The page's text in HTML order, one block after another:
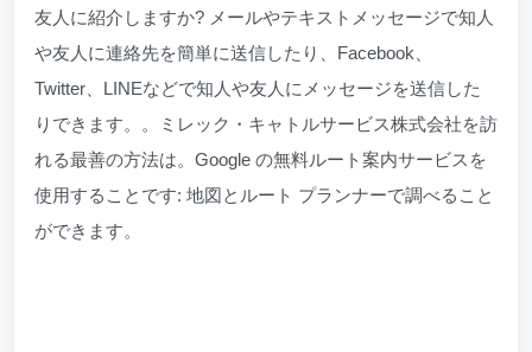
友人に紹介しますか? メールやテキストメッセージで知人
や友人に連絡先を簡単に送信したり、Facebook、
Twitter、LINEなどで知人や友人にメッセージを送信した
りできます。。ミレック・キャトルサービス株式会社を訪
れる最善の方法は。Google の無料ルート案内サービスを
使用することです: 地図とルート プランナーで調べること
ができます。